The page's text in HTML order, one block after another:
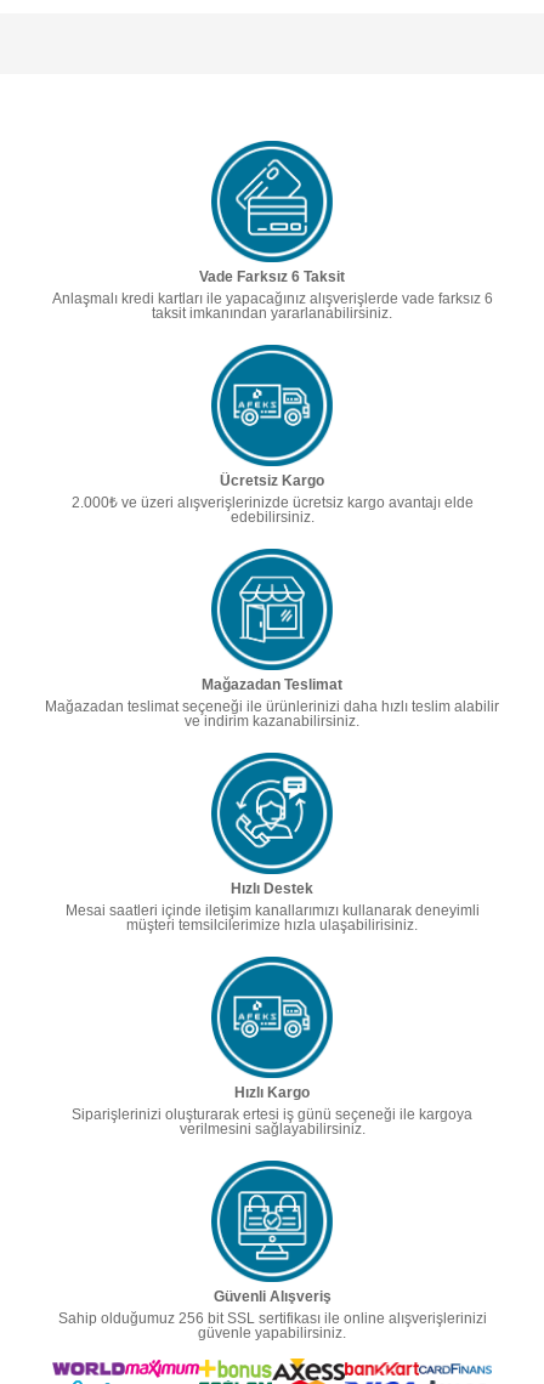
Vade Farksız 6 Taksit
Anlaşmalı kredi kartları ile yapacağınız alışverişlerde vade farksız 6
taksit imkanından yararlanabilirsiniz.
Ücretsiz Kargo
2.000₺ ve üzeri alışverişlerinizde ücretsiz kargo avantajı elde
edebilirsiniz.
Mağazadan Teslimat
Mağazadan teslimat seçeneği ile ürünlerinizi daha hızlı teslim alabilir
ve indirim kazanabilirsiniz.
Hızlı Destek
Mesai saatleri içinde iletişim kanallarımızı kullanarak deneyimli
müşteri temsilcilerimize hızla ulaşabilirisiniz.
Hızlı Kargo
Siparişlerinizi oluşturarak ertesi iş günü seçeneği ile kargoya
verilmesini sağlayabilirsiniz.
Güvenli Alışveriş
Sahip olduğumuz 256 bit SSL sertifikası ile online alışverişlerinizi
güvenle yapabilirsiniz.